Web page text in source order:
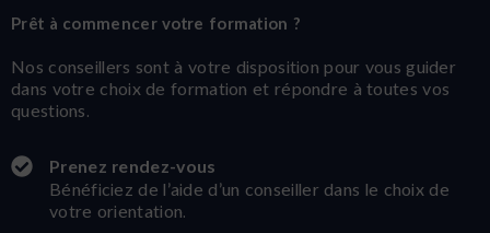
Prêt à commencer votre formation ?
Nos conseillers sont à votre disposition pour vous guider
dans votre choix de formation et répondre à toutes vos
questions.
Prenez rendez-vous
Bénéficiez de l’aide d’un conseiller dans le choix de
votre orientation.